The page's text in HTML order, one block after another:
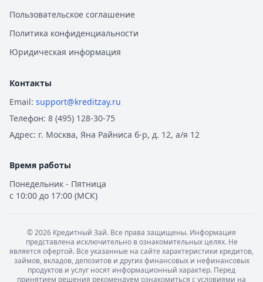
Пользовательское соглашение
Политика конфиденциальности
Юридическая информация
Контакты
Email: support@kreditzay.ru
Телефон: 8 (495) 128-30-75
Адрес: г. Москва, Яна Райниса б-р, д. 12, а/я 12
Время работы
Понедельник - Пятница
с 10:00 до 17:00 (МСК)
©2026 Кредитный Зай. Все права защищены. Информация
представлена исключительно в ознакомительных целях. Не
является офертой. Все указанные на сайте характеристики кредитов,
займов, вкладов, депозитов и других финансовых и нефинансовых
продуктов и услуг носят информационный характер. Перед
принятием решения рекомендуем ознакомиться с условиями на